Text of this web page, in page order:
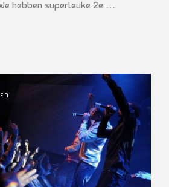
hebben superleuke 2e …